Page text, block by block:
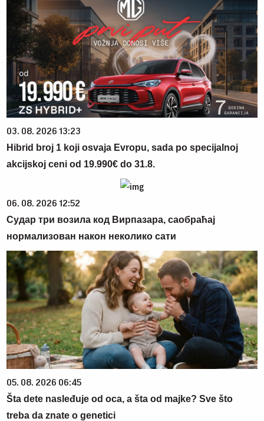
03. 08. 2026 13:23
Hibrid broj 1 koji osvaja Evropu, sada po specijalnoj
akcijskoj ceni od 19.990€ do 31.8.
06. 08. 2026 12:52
Судар три возила код Вирпазара, саобраћај
нормализован након неколико сати
05. 08. 2026 06:45
Šta dete nasleđuje od oca, a šta od majke? Sve što
treba da znate o genetici